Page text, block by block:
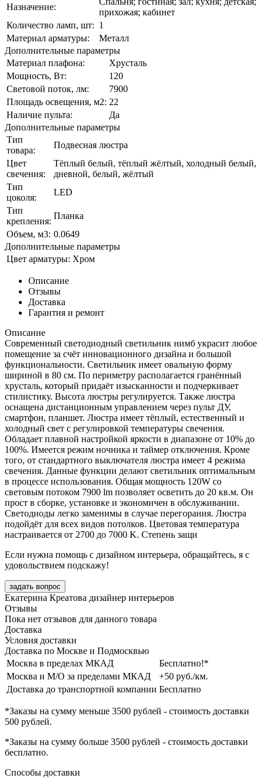
Назначение:
прихожая; кабинет
Количество ламп, шт: 1
Материал арматуры:
Металл
Дополнительные параметры
Материал плафона:
Хрусталь
Мощность, Вт:
120
Световой поток, лм:
7900
Площадь освещения, м2: 22
Наличие пульта:
Да
Дополнительные параметры
Тип
товара:
Подвесная люстра
Цвет
свечения:
Тёплый белый, тёплый жёлтый, холодный белый,
дневной, белый, жёлтый
Тип
цоколя:
LED
Тип
крепления:
Планка
Объем, м3: 0.0649
Дополнительные параметры
Цвет арматуры: Хром
Описание
Отзывы
Доставка
Гарантия и ремонт
Описание
Современный светодиодный светильник нимб украсит любое
помещение за счёт инновационного дизайна и большой
функциональности. Светильник имеет овальную форму
шириной в 80 см. По периметру располагается гранённый
хрусталь, который придаёт изысканности и подчеркивает
стилистику. Высота люстры регулируется. Также люстра
оснащена дистанционным управлением через пульт ДУ,
смартфон, планшет. Люстра имеет тёплый, естественный и
холодный свет с регулировкой температуры свечения.
Обладает плавной настройкой яркости в диапазоне от 10% до
100%. Имеется режим ночника и таймер отключения. Кроме
того, от стандартного выключателя люстра имеет 4 режима
свечения. Данные функции делают светильник оптимальным
в процессе использования. Общая мощность 120W со
световым потоком 7900 lm позволяет осветить до 20 кв.м. Он
прост в сборке, установке и экономичен в обслуживании.
Светодиоды легко заменимы в случае перегорания. Люстра
подойдёт для всех видов потолков. Цветовая температура
настраивается от 2700 до 7000 K. Степень защи
Если нужна помощь с дизайном интерьера, обращайтесь, я с
удовольствием подскажу!
задать вопрос
Екатерина Креатова дизайнер интерьеров
Отзывы
Пока нет отзывов для данного товара
Доставка
Условия доставки
Доставка по Москве и Подмосквью
Москва в пределах МКАД
Бесплатно!*
Москва и М/О за пределами МКАД
+50 руб./км.
Доставка до транспортной компании Бесплатно
*Заказы на сумму меньше 3500 рублей - стоимость доставки
500 рублей.
*Заказы на сумму больше 3500 рублей - стоимость доставки
бесплатно.
Способы доставки